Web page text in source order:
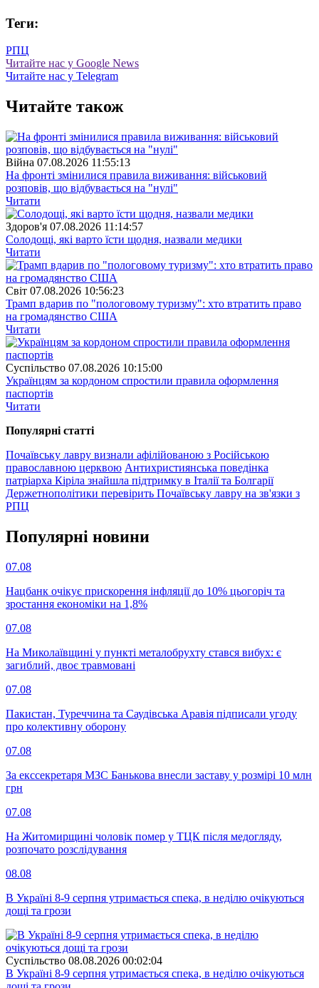
Теги:
РПЦ
Читайте нас у Google News
Читайте нас у Telegram
Читайте також
Війна 07.08.2026 11:55:13
На фронті змінилися правила виживання: військовий
розповів, що відбувається на "нулі"
Читати
Здоров'я 07.08.2026 11:14:57
Солодощі, які варто їсти щодня, назвали медики
Читати
Свiт 07.08.2026 10:56:23
Трамп вдарив по "пологовому туризму": хто втратить право
на громадянство США
Читати
Суспiльство 07.08.2026 10:15:00
Українцям за кордоном спростили правила оформлення
паспортів
Читати
Популярнi статтi
Почаївську лавру визнали афілійованою з Російською
православною церквою Антихристиянська поведінка
патріарха Кіріла знайшла підтримку в Італії та Болгарії
Держетнополітики перевірить Почаївську лавру на зв'язки з
РПЦ
Популярнi новини
07.08
Нацбанк очікує прискорення інфляції до 10% цьогоріч та
зростання економіки на 1,8%
07.08
На Миколаївщині у пункті металобрухту стався вибух: є
загиблий, двоє травмовані
07.08
Пакистан, Туреччина та Саудівська Аравія підписали угоду
про колективну оборону
07.08
За екссекретаря МЗС Банькова внесли заставу у розмірі 10 млн
грн
07.08
На Житомирщині чоловік помер у ТЦК після медогляду,
розпочато розслідування
08.08
В Україні 8-9 серпня утримається спека, в неділю очікуються
дощі та грози
Суспiльство 08.08.2026 00:02:04
В Україні 8-9 серпня утримається спека, в неділю очікуються